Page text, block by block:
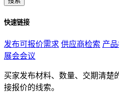
快速链接
发布可报价需求 供应商检索 产
展会会议
买家发布材料、数量、交期清楚
接报价的线索。